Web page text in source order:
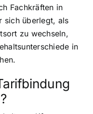
Fachkräften in
sich überlegt, als
zu wechseln,
in